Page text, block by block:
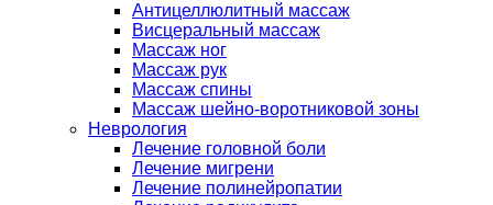
Антицеллюлитный массаж
Висцеральный массаж
Массаж ног
Массаж рук
Массаж спины
Массаж шейно-воротниковой зоны
Неврология
Лечение головной боли
Лечение мигрени
Лечение полинейропатии